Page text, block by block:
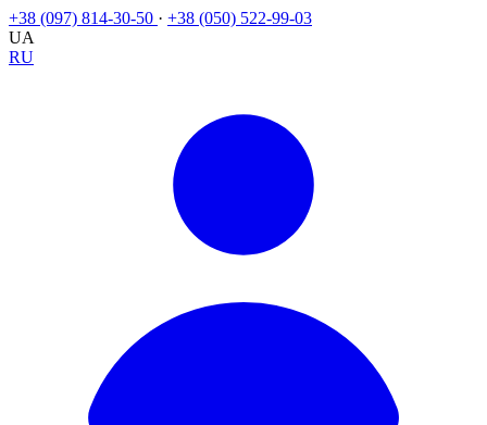
+38 (097) 814-30-50 · +38 (050) 522-99-03
UA
RU